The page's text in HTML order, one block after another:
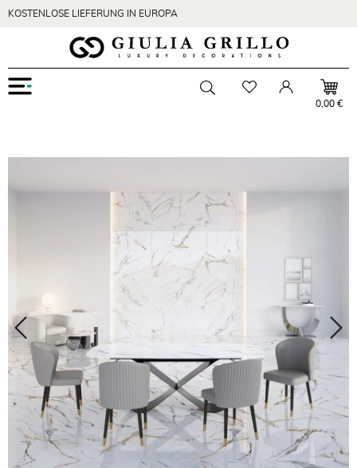
KOSTENLOSE LIEFERUNG IN EUROPA
Account0,00 €
Menu
Zoom